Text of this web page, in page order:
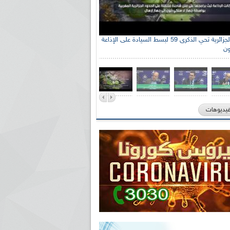
الإذاعة الجزائرية تحي الذكرى 59 لبسط السيادة على الإذاعة